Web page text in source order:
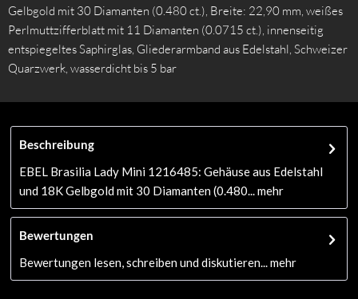
Gelbgold mit 30 Diamanten (0.480 ct.), Breite: 22,90 mm, weißes
Perlmuttzifferblatt mit 11 Diamanten (0.0715 ct.), innenseitig
entspiegeltes Saphirglas, Gliederarmband aus Edelstahl, Schweizer
Quarzwerk, wasserdicht bis 5 bar
Beschreibung
EBEL Brasilia Lady Mini 1216485: Gehäuse aus Edelstahl
und 18K Gelbgold mit 30 Diamanten (0.480...
mehr
Bewertungen
Bewertungen lesen, schreiben und diskutieren...
mehr